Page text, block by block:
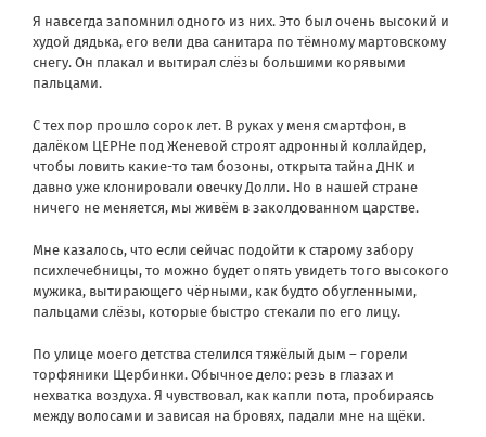
Я навсегда запомнил одного из них. Это был очень высокий и
худой дядька, его вели два санитара по тёмному мартовскому
снегу. Он плакал и вытирал слёзы большими корявыми
пальцами.
С тех пор прошло сорок лет. В руках у меня смартфон, в
далёком ЦЕРНе под Женевой строят адронный коллайдер,
чтобы ловить какие-то там бозоны, открыта тайна ДНК и
давно уже клонировали овечку Долли. Но в нашей стране
ничего не меняется, мы живём в заколдованном царстве.
Мне казалось, что если сейчас подойти к старому забору
психлечебницы, то можно будет опять увидеть того высокого
мужика, вытирающего чёрными, как будто обугленными,
пальцами слёзы, которые быстро стекали по его лицу.
По улице моего детства стелился тяжёлый дым – горели
торфяники Щербинки. Обычное дело: резь в глазах и
нехватка воздуха. Я чувствовал, как капли пота, пробираясь
между волосами и зависая на бровях, падали мне на щёки.